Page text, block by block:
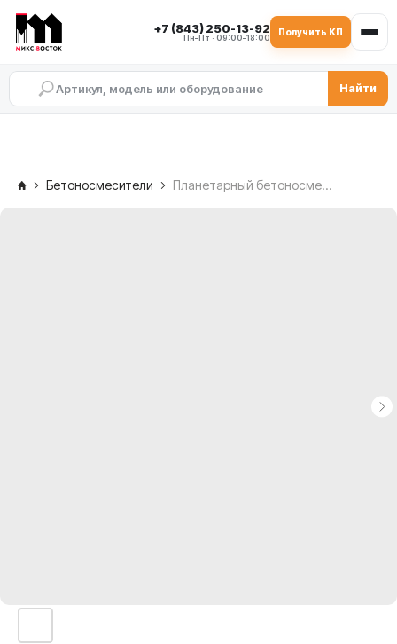
+7 (843) 250-13-92
Пн–Пт · 09:00–18:00
Получить КП
Найти
Бетоносмесители Планетарный бетоносмеситель DEX DMP 2250/1500